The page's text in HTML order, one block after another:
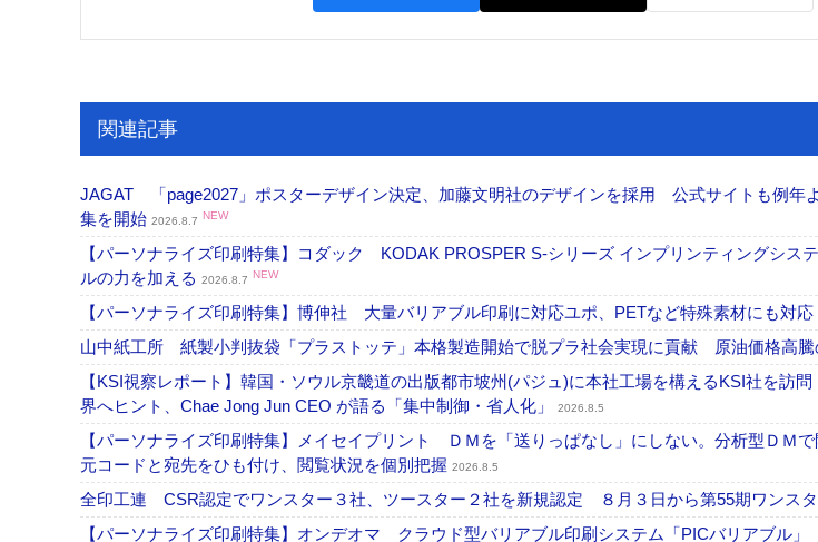
関連記事
JAGAT 「page2027」ポスターデザイン決定、加藤文明社のデザインを採用 公式サイトも例年
集を開始 2026.8.7 NEW
【パーソナライズ印刷特集】コダック KODAK PROSPER S-シリーズ インプリンティングシス
ルの力を加える 2026.8.7 NEW
【パーソナライズ印刷特集】博伸社 大量バリアブル印刷に対応ユポ、PETなど特殊素材にも対応
山中紙工所 紙製小判抜袋「プラストッテ」本格製造開始で脱プラ社会実現に貢献 原油価格高騰
【KSI視察レポート】韓国・ソウル京畿道の出版都市坡州(パジュ)に本社工場を構えるKSI社を訪
界へヒント、Chae Jong Jun CEO が語る「集中制御・省人化」
2026.8.5
【パーソナライズ印刷特集】メイセイプリント ＤＭを「送りっぱなし」にしない。分析型ＤＭ
元コードと宛先をひも付け、閲覧状況を個別把握 2026.8.5
全印工連 CSR認定でワンスター３社、ツースター２社を新規認定 ８月３日から第55期ワンス
【パーソナライズ印刷特集】オンデオマ クラウド型バリアブル印刷システム「PICバリアブル